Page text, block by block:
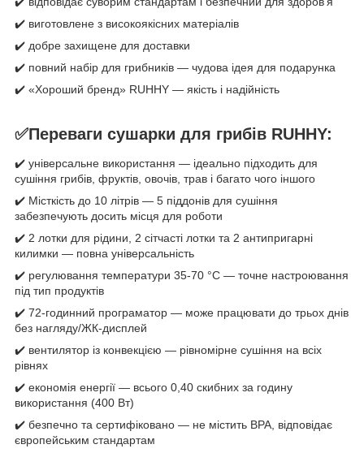
✔️ виготовлене з високоякісних матеріалів
✔️ добре захищене для доставки
✔️ повний набір для грибників — чудова ідея для подарунка
✔️ «Хороший бренд» RUHHY — якість і надійність
✅Переваги сушарки для грибів RUHHY:
✔️ універсальне використання — ідеально підходить для
сушіння грибів, фруктів, овочів, трав і багато чого іншого
✔️ Місткість до 10 літрів — 5 піддонів для сушіння
забезпечують досить місця для роботи
✔️ 2 лотки для рідини, 2 сітчасті лотки та 2 антипригарні
килимки — повна універсальність
✔️ регулювання температури 35-70 °C — точне настроювання
під тип продуктів
✔️ 72-годинний програматор — може працювати до трьох днів
без нагляду/ЖК-дисплей
✔️ вентилятор із конвекцією — рівномірне сушіння на всіх
рівнях
✔️ економія енергії — всього 0,40 скибних за годину
використання (400 Вт)
✔️ безпечно та сертифіковано — не містить BPA, відповідає
європейським стандартам